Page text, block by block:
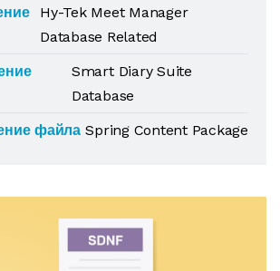
Hy-Tek Meet Manager
Database Related
Smart Diary Suite
Database
файла Spring Content Package